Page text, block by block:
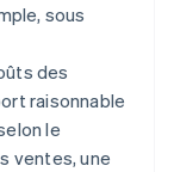
sous
des
raisonnable
le
ventes, une